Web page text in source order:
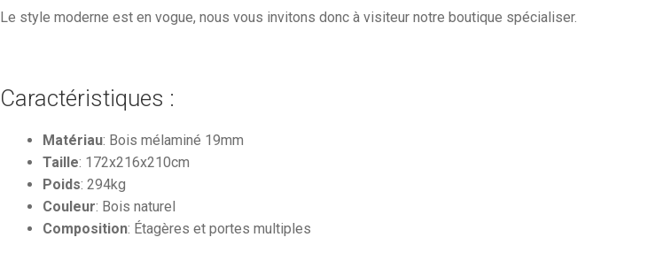
Le style moderne est en vogue, nous vous invitons donc à visiteur notre boutique spécialiser.
Caractéristiques :
Matériau: Bois mélaminé 19mm
Taille: 172x216x210cm
Poids: 294kg
Couleur: Bois naturel
Composition: Étagères et portes multiples